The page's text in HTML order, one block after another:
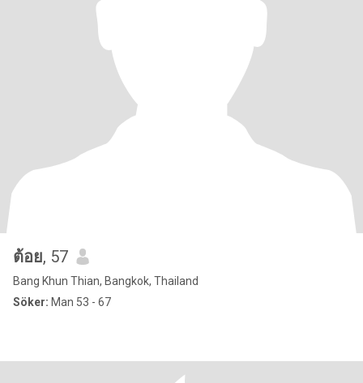
ต้อย, 57
Bang Khun Thian, Bangkok, Thailand
Söker: Man 53 - 67